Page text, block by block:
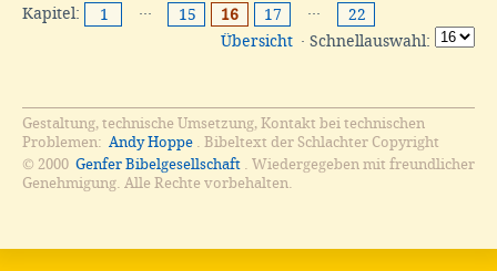
Kapitel: 1 ··· 15 16 17 ···
22
Übersicht · Schnellauswahl:
Gestaltung, technische Umsetzung, Kontakt bei technischen
Problemen: Andy Hoppe . Bibeltext der Schlachter Copyright
© 2000 Genfer Bibelgesellschaft . Wiedergegeben mit freundlicher
Genehmigung. Alle Rechte vorbehalten.